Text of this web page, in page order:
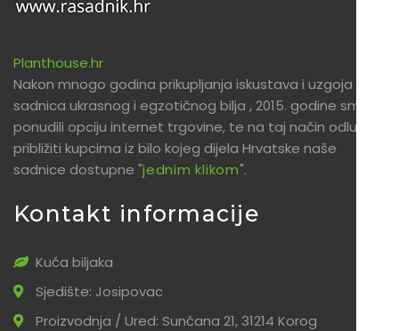
Planthouse.hr
Nakon mnogo godina prikupljanja iskustava i uzgoja
sadnica ukrasnog i egzotičnog bilja , 2015. godine smo
ponudili opciju internet trgovine, te na taj način odlučili
približiti kupcima iz bilo kojeg dijela Hrvatske naše
sadnice dostupne "jednim klikom".
Kontakt informacije
Kuća biljaka
Sjedište: Josipovac
Proizvodnja / Ured: Sunčana 21, 31214 Korog